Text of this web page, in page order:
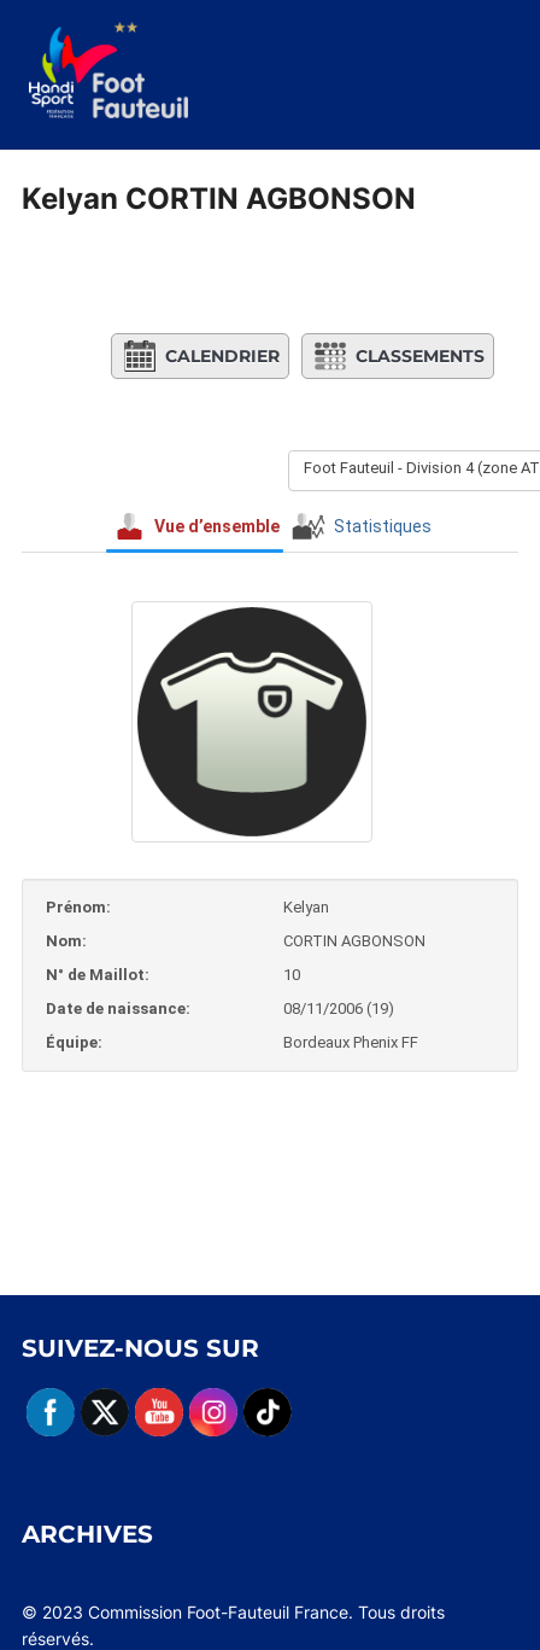
contenu
Kelyan CORTIN AGBONSON
CALENDRIER CLASSEMENTS
Foot Fauteuil - Division 4 (zone
Vue d’ensemble Statistiques
Prénom:
Kelyan
Nom:
CORTIN AGBONSON
N° de Maillot:
10
Date de naissance:
08/11/2006 (19)
Équipe:
Bordeaux Phenix FF
SUIVEZ-NOUS SUR
ARCHIVES
© 2023 Commission Foot-Fauteuil France. Tous droits
réservés.